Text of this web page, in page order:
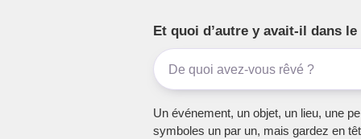
Et quoi d’autre y avait-il dans le
Un événement, un objet, un lieu, une
symboles un par un, mais gardez en